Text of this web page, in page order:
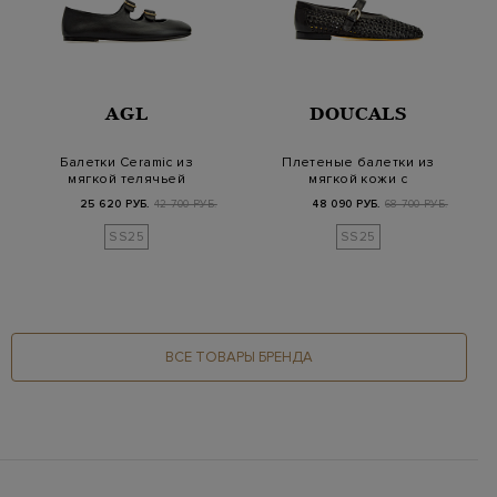
AGL
Балетки Ceramic из
мягкой телячьей
25 620 РУБ. 42 700 РУБ.
SS25
DOUCALS
Плетеные балетки из
мягкой кожи с
ремешко…
48 090 РУБ. 68 700 РУБ.
SS25
ВСЕ ТОВАРЫ БРЕНДА